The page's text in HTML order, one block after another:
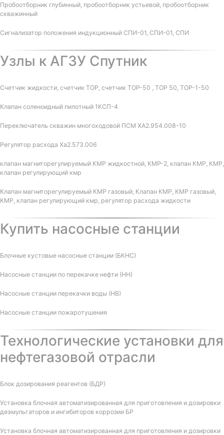
Пробоотборник глубинный, пробоотборник устьевой, пробоотборник
скважинный
Сигнализатор положения индукционный СПИ-01, СПИ-01, СПИ
Узлы к АГЗУ Спутник
Счетчик жидкости, счетчик ТОР, счетчик ТОР-50 , ТОР 50, ТОР-1-50
Клапан соленоидный пилотный 1КСП-4
Переключатель скважин многоходовой ПСМ ХА2.954.008-10
Регулятор расхода Ха2.573.006
клапан магниторегулируемый КМР жидкостной, КМР-2, клапан КМР, КМР,
клапан регулирующий кмр
Клапан магниторегулируемый КМР газовый, Клапан КМР, КМР газовый,
КМР, клапан регулирующий кмр, регулятор расхода жидкости
Купить насосные станции
Блочные кустовые насосные станции (БКНС)
Насосные станции по перекачке нефти (НН)
Насосные станции перекачки воды (НВ)
Насосные станции пожаротушения
Технологические установки для
нефтегазовой отрасли
Блок дозирования реагентов (БДР)
Установка блочная автоматизированная для приготовления и дозировки
деэмульгаторов и ингибиторов коррозии БР
Установка блочная автоматизированная для приготовления и дозировки